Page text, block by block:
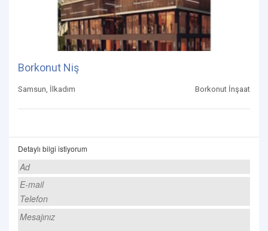
Borkonut Niş
Samsun, İlkadım Borkonut İnşaat
Detaylı bilgi istiyorum